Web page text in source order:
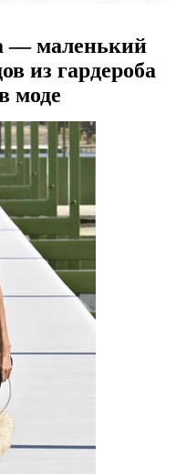
— маленький
из гардероба
моде